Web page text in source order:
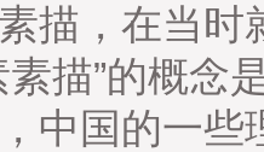
描，在当时
描”的概念
中国的一些